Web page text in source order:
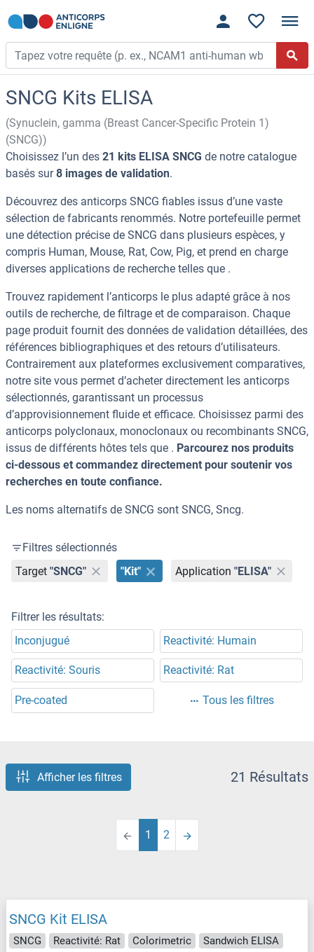
SNCG Kits ELISA
(Synuclein, gamma (Breast Cancer-Specific Protein 1)
(SNCG))
Choisissez l’un des 21 kits ELISA SNCG de notre catalogue
basés sur8 images de validation.
Découvrez des anticorps SNCG fiables issus d’une vaste
sélection de fabricants renommés. Notre portefeuille permet
une détection précise de SNCG dans plusieurs espèces, y
compris Human, Mouse, Rat, Cow, Pig, et prend en charge
diverses applications de recherche telles que .
Trouvez rapidement l’anticorps le plus adapté grâce à nos
outils de recherche, de filtrage et de comparaison. Chaque
page produit fournit des données de validation détaillées, des
références bibliographiques et des retours d’utilisateurs.
Contrairement aux plateformes exclusivement comparatives,
notre site vous permet d’acheter directement les anticorps
sélectionnés, garantissant un processus
d’approvisionnement fluide et efficace. Choisissez parmi des
anticorps polyclonaux, monoclonaux ou recombinants SNCG,
issus de différents hôtes tels que . Parcourez nos produits
ci-dessous et commandez directement pour soutenir vos
recherches en toute confiance.
Les noms alternatifs de SNCG sont SNCG, Sncg.
Filtres sélectionnés
Target "SNCG" "Kit" Application "ELISA"
Filtrer les résultats:
Inconjugué
Reactivité: Humain
Reactivité: Souris Reactivité: Rat
Pre-coated Tous les filtres
Afficher les filtres 21 Résultats
1 2
SNCG Kit ELISA
SNCG Reactivité: Rat Colorimetric
Sandwich ELISA